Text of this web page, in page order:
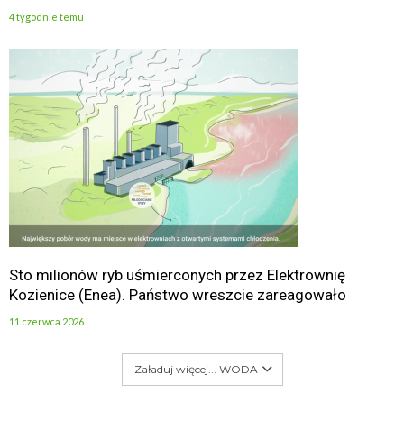
4 tygodnie temu
Sto milionów ryb uśmierconych przez Elektrownię
Kozienice (Enea). Państwo wreszcie zareagowało
11 czerwca 2026
Załaduj więcej... WODA